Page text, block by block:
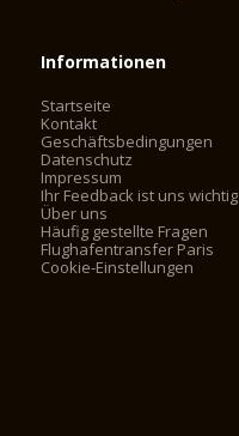
Informationen
Startseite
Kontakt
Geschäftsbedingungen
Datenschutz
Impressum
Ihr Feedback ist uns wichtig
Über uns
Häufig gestellte Fragen
Flughafentransfer Paris
Cookie-Einstellungen